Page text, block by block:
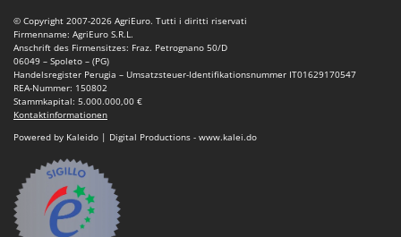
W
Wasserpumpen
Wasserpumpen für Traktoren
Wein- und Obstpressen
Wein- und Ölschichtenfilter
Weitere Produkte
Wiesenwalzen für Traktor
Wippsägen
Wurstfüller
Komo
L
Laica
Lampacrescia - MGM
Landxcape
LAR Casalinghi
Lavor
Linea VZ
Lisam
© Copyright 2007-2026 AgriEuro. Tutti i diritti riservati
Firmenname: AgriEuro S.R.L.
Anschrift des Firmensitzes: Fraz. Petrognano 50/D
06049 – Spoleto – (PG)
Handelsregister Perugia – Umsatzsteuer-Identifikationsnummer IT01629170547
REA-Nummer: 150802
Stammkapital: 5.000.000,00 €
Kontaktinformationen
Powered by Kaleido | Digital Productions - www.kalei.do